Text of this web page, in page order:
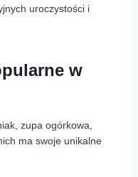
uroczystości i
w
zupa ogórkowa,
ma swoje unikalne